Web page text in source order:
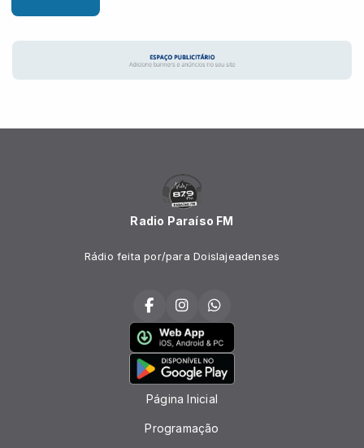
Radio Paraíso FM
Rádio feita por/para Doislajeadenses
Página Inicial
Programação